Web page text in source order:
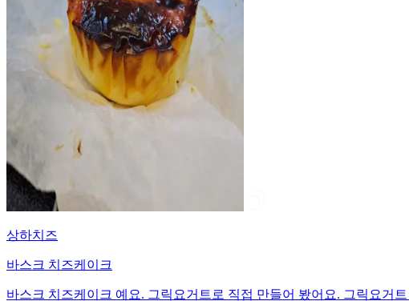
상하치즈
바스크 치즈케이크
바스크 치즈케이크 예요. 그릭요거트로 직접 만들어 봤어요. 그릭요거